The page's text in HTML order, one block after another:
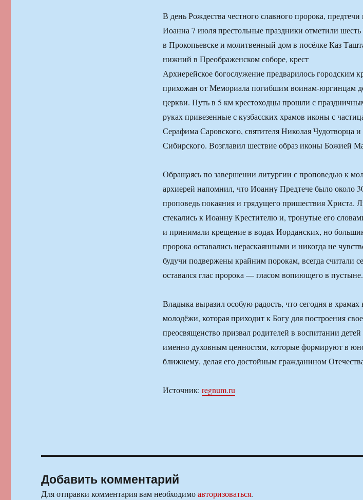
В день Рождества честного славного пророка, предтечи
Иоанна 7 июля престольные праздники отметили шесть
в Прокопьевске и молитвенный дом в посёлке Каз
нижний в Преображенском соборе, крест
Архиерейское богослужение предварилось городским
прихожан от Мемориала погибшим воинам-юргинцам
церкви. Путь в 5 км крестоходцы прошли с
руках привезенные с кузбасских храмов иконы с
Серафима Саровского, святителя Николая Чудотворца
Сибирского. Возглавил шествие образ иконы Божией
Обращаясь по завершении литургии с проповедью к
архиерей напомнил, что Иоанну Предтече было около
проповедь покаяния и грядущего пришествия Христа.
стекались к Иоанну Крестителю и, тронутые его
и принимали крещение в водах Иорданских, но
пророка оставались нераскаянными и никогда не
будучи подвержены крайним порокам, всегда считали
оставался глас пророка — гласом вопиющего в пустыне.
Владыка выразил особую радость, что сегодня в
молодёжи, которая приходит к Богу для построения
преосвященство призвал родителей в воспитании
именно духовным ценностям, которые формируют в
ближнему, делая его достойным гражданином
Источник: regnum.ru
Добавить комментарий
Для отправки комментария вам необходимоавторизоваться.